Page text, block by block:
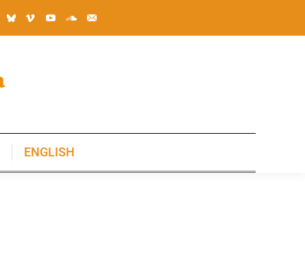
ENGLISH
ENGLISH